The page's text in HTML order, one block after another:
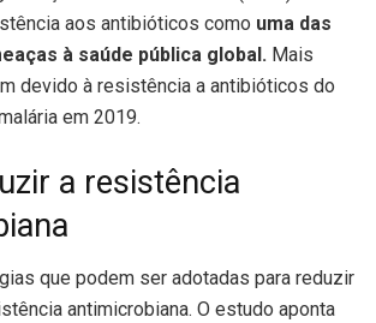
aos antibióticos como uma das
à saúde pública global. Mais
devido à resistência a antibióticos do
em 2019.
a resistência
que podem ser adotadas para reduzir
antimicrobiana. O estudo aponta